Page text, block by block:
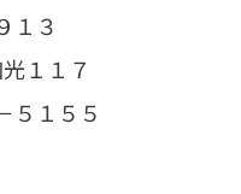
１３
１１７
５１５５